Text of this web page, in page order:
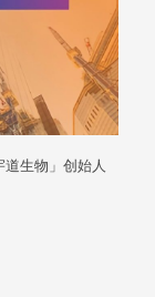
道生物」创始人